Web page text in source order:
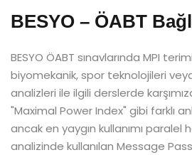
BESYO – ÖABT
BESYO ÖABT sınavlarında MPI
biyomekanik, spor teknolojileri
analizleri ile ilgili derslerde
"Maximal Power Index" gibi farklı
ancak en yaygın kullanımı
analizinde kullanılan Message